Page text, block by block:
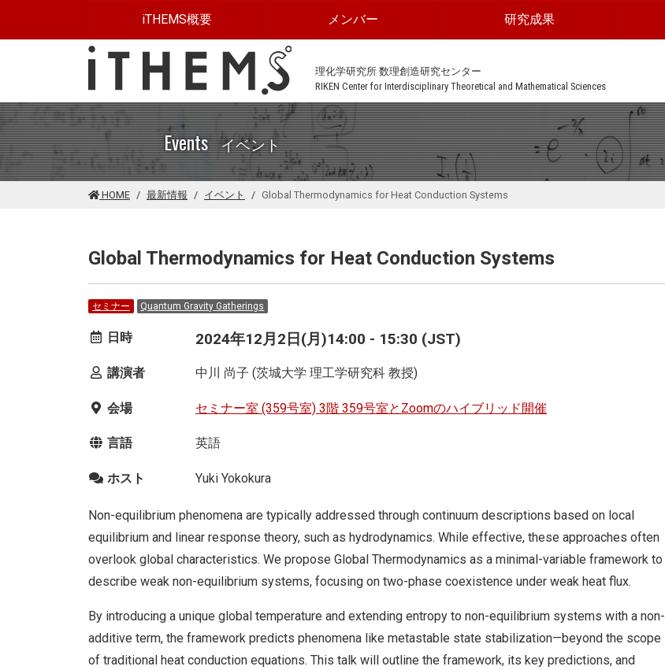
iTHEMS概要 メンバー 研究成果
理化学研究所 数理創造研究センター
RIKEN Center for Interdisciplinary Theoretical and Mathematical Sciences
Events イベント
HOME 最新情報 イベント Global Thermodynamics for Heat Conduction Systems
Global Thermodynamics for Heat Conduction Systems
セミナー Quantum Gravity Gatherings
日時 2024年12月2日(月)14:00 - 15:30 (JST)
講演者 中川 尚子 (茨城大学 理工学研究科 教授)
会場 セミナー室 (359号室) 3階 359号室とZoomのハイブリッド開催
言語 英語
ホスト Yuki Yokokura
Non-equilibrium phenomena are typically addressed through continuum descriptions based on local
equilibrium and linear response theory, such as hydrodynamics. While effective, these approaches often
overlook global characteristics. We propose Global Thermodynamics as a minimal-variable framework to
describe weak non-equilibrium systems, focusing on two-phase coexistence under weak heat flux.
By introducing a unique global temperature and extending entropy to non-equilibrium systems with a non-
additive term, the framework predicts phenomena like metastable state stabilization—beyond the scope
of traditional heat conduction equations. This talk will outline the framework, its key predictions, and